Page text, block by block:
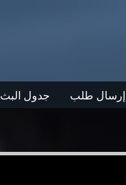
جدول البث إرسال طلب